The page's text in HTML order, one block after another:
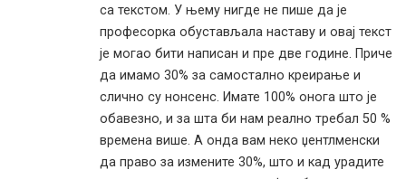
са текстом. У њему нигде не пише да је
професорка обустављала наставу и овај текст
је могао бити написан и пре две године. Приче
да имамо 30% за самостално креирање и
слично су нонсенс. Имате 100% онога што је
обавезно, и за шта би нам реално требал 50 %
времена више. А онда вам неко џентлменски
да право за измените 30%, што и кад урадите